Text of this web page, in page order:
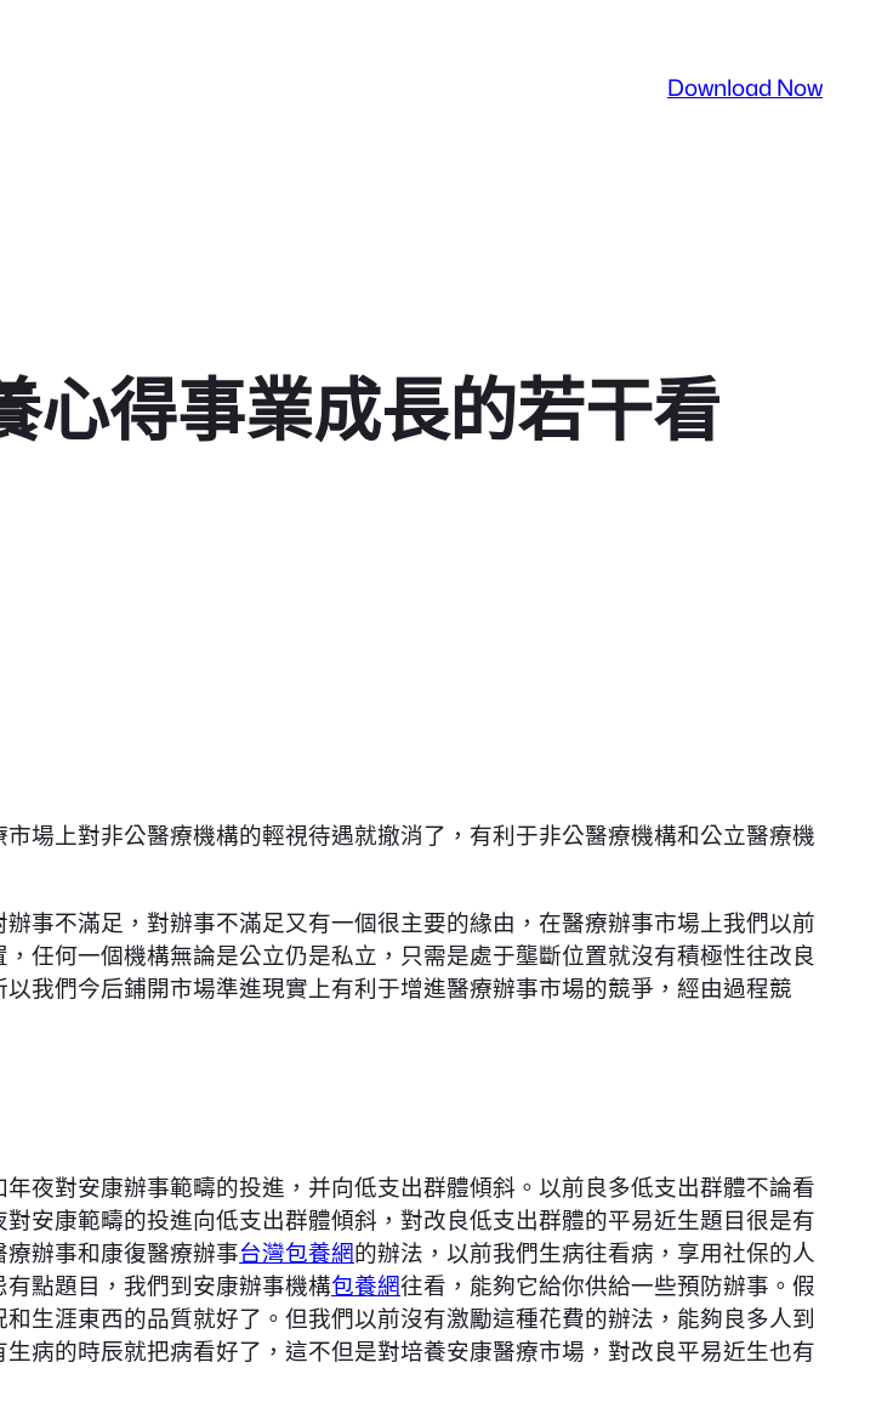
Download Now
心得事業成長的若干看
場上對非公醫療機構的輕視待遇就撤消了，有利于非公醫療機構和公立醫療機
事不滿足，對辦事不滿足又有一個很主要的緣由，在醫療辦事市場上我們以前
任何一個機構無論是公立仍是私立，只需是處于壟斷位置就沒有積極性往改良
我們今后鋪開市場準進現實上有利于增進醫療辦事市場的競爭，經由過程競
夜對安康辦事範疇的投進，并向低支出群體傾斜。以前良多低支出群體不論看
安康範疇的投進向低支出群體傾斜，對改良低支出群體的平易近生題目很是有
辦事和康復醫療辦事台灣包養網的辦法，以前我們生病往看病，享用社保的人
點題目，我們到安康辦事機構包養網往看，能夠它給你供給一些預防辦事。假
生涯東西的品質就好了。但我們以前沒有激勵這種花費的辦法，能夠良多人到
病的時辰就把病看好了，這不但是對培養安康醫療市場，對改良平易近生也有